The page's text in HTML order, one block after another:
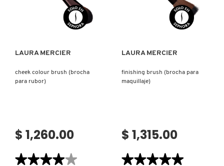
Ver más
LAURA MERCIER
cheek colour brush (brocha
para rubor)
$ 1,260.00
★★★★★
★★★★★
Ver más
LAURA MERCIER
finishing brush (brocha para
maquillaje)
$ 1,315.00
★★★★★
★★★★★